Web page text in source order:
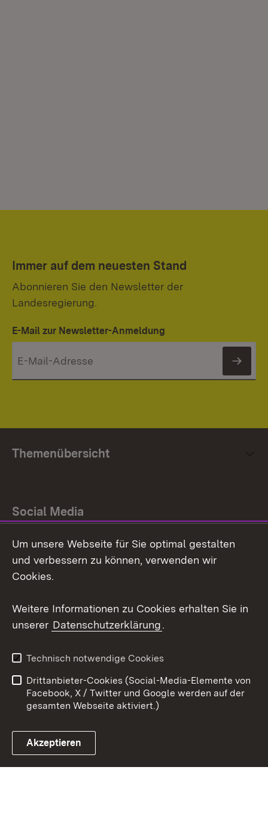
Immer auf dem neuesten Stand
Abonnieren Sie den Newsletter der
Landesregierung.
E-Mail zur Newsletter-Anmeldung
Themenübersicht
Social Media
Facebook
Link zum Landesportal
Barrierefreiheit
Kontakt
Cookies
Um unsere Webseite für Sie optimal gestalten
und verbessern zu können, verwenden wir
Cookies.
Weitere Informationen zu Cookies erhalten Sie in
unserer Datenschutzerklärung.
Technisch notwendige Cookies
Drittanbieter-Cookies (Social-Media-Elemente von
Facebook, X / Twitter und Google werden auf der
gesamten Webseite aktiviert.)
Akzeptieren